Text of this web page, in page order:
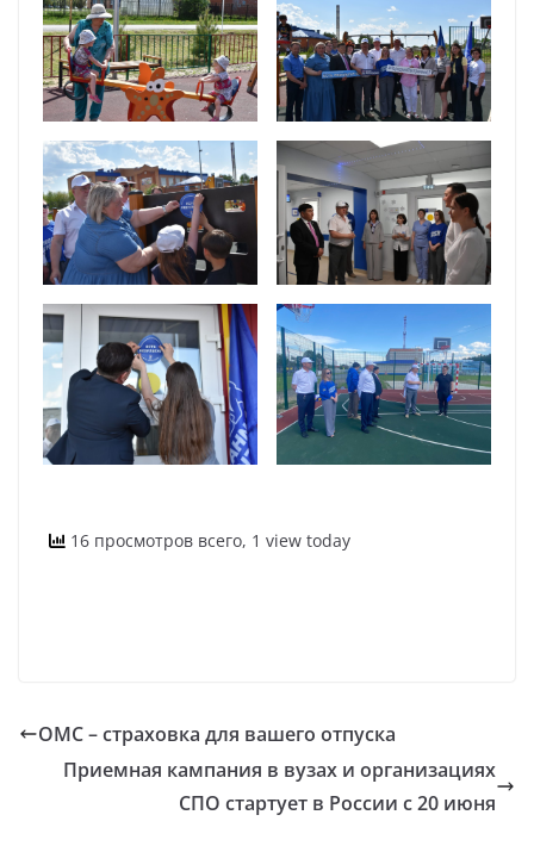
16 просмотров всего, 1 view today
ОМС – страховка для вашего отпуска
Приемная кампания в вузах и организациях
СПО стартует в России с 20 июня